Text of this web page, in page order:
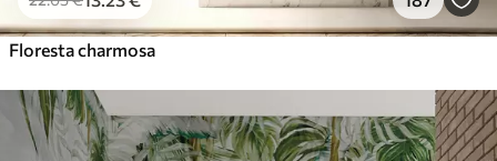
Floresta charmosa